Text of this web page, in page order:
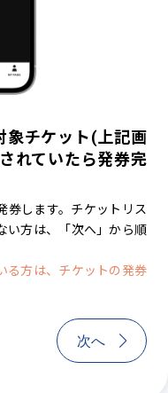
象チケット(上記画
れていたら発券完
券します。チケットリス
い方は、「次へ」から順
る方は、チケットの発券
券します。対象チ
ット)が表示される
象のチケットを発券しま
を行ってください。